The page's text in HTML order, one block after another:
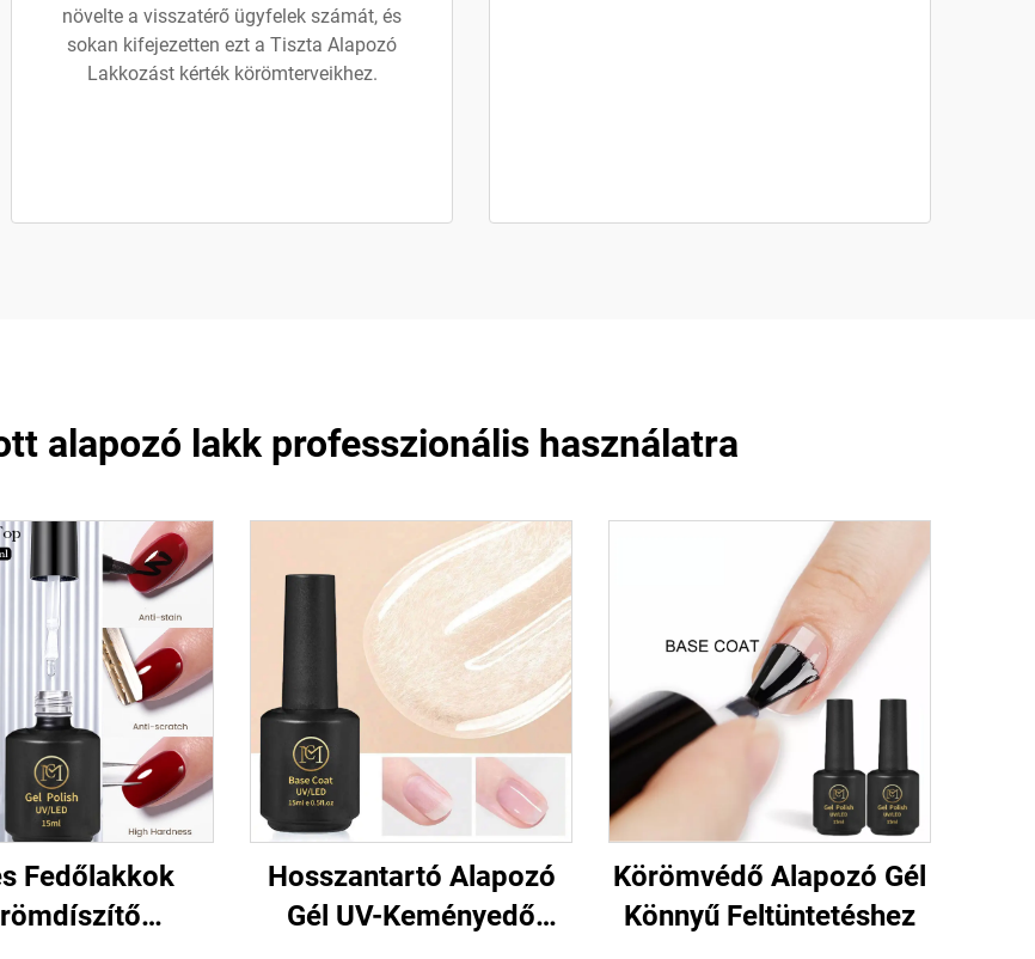
növelte a visszatérő ügyfelek számát, és
sokan kifejezetten ezt a Tiszta Alapozó
Lakkozást kérték körömterveikhez.
alapozó lakk professzionális használatra
Fedőlakkok
Hosszantartó Alapozó
Gél UV-Keményedő
Körömvédő Alapozó Gél
Könnyű Feltüntetéshez